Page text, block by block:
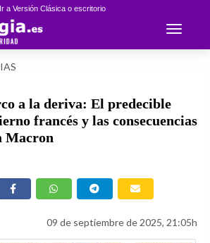
Ir a Versión Clásica o escritorio
Toggle
a la deriva: El predecible
francés y las consecuencias
Macron
09 de septiembre de 2025, 21:05h